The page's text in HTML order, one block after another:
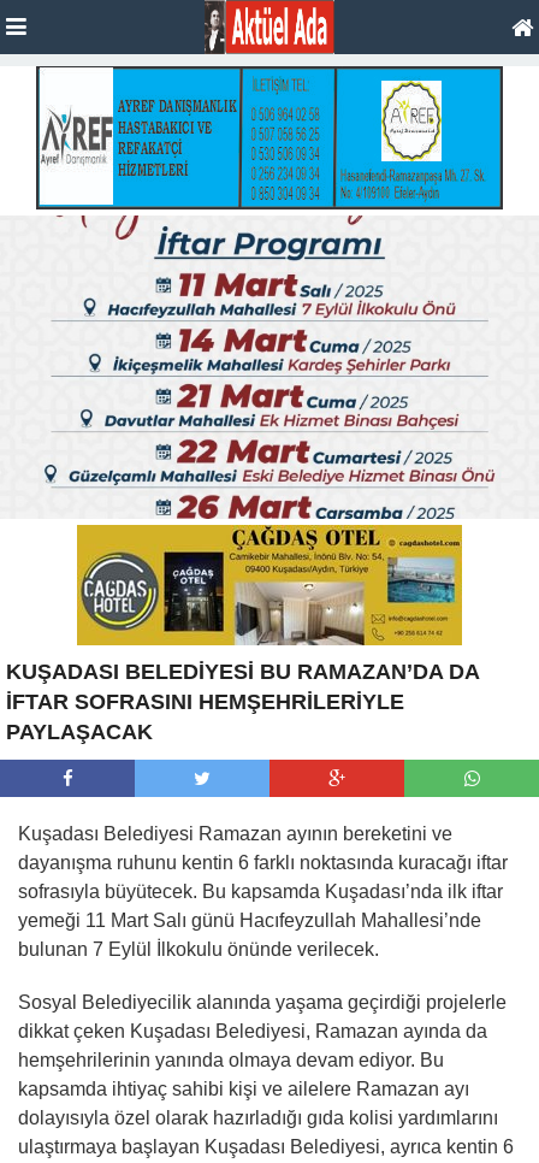
KUŞADASI BELEDİYESİ BU RAMAZAN’DA DA
İFTAR SOFRASINI HEMŞEHRİLERİYLE
PAYLAŞACAK
Kuşadası Belediyesi Ramazan ayının bereketini ve
dayanışma ruhunu kentin 6 farklı noktasında kuracağı iftar
sofrasıyla büyütecek. Bu kapsamda Kuşadası’nda ilk iftar
yemeği 11 Mart Salı günü Hacıfeyzullah Mahallesi’nde
bulunan 7 Eylül İlkokulu önünde verilecek.
Sosyal Belediyecilik alanında yaşama geçirdiği projelerle
dikkat çeken Kuşadası Belediyesi, Ramazan ayında da
hemşehrilerinin yanında olmaya devam ediyor. Bu
kapsamda ihtiyaç sahibi kişi ve ailelere Ramazan ayı
dolayısıyla özel olarak hazırladığı gıda kolisi yardımlarını
ulaştırmaya başlayan Kuşadası Belediyesi, ayrıca kentin 6